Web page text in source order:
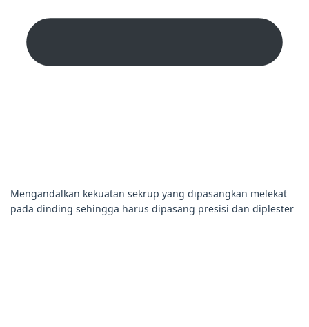
Mengandalkan kekuatan sekrup yang dipasangkan melekat
pada dinding sehingga harus dipasang presisi dan diplester